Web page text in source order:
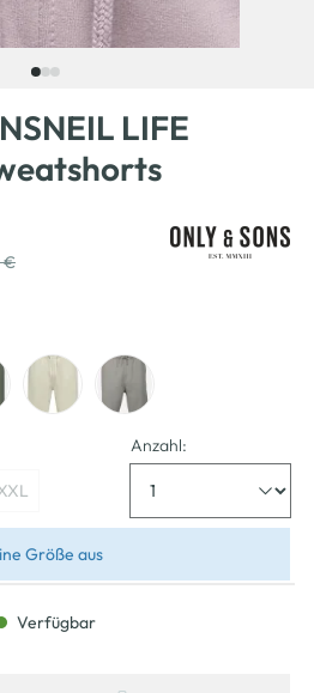
LIFE
€
Anzahl:
Größe aus
Verfügbar